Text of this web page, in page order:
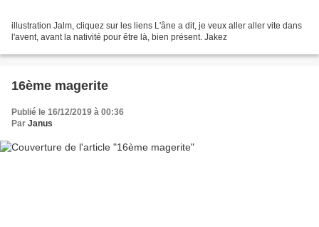
illustration Jalm, cliquez sur les liens L'âne a dit, je veux aller aller vite dans
l'avent, avant la nativité pour être là, bien présent. Jakez
16ème magerite
Publié le 16/12/2019 à 00:36
Par Janus